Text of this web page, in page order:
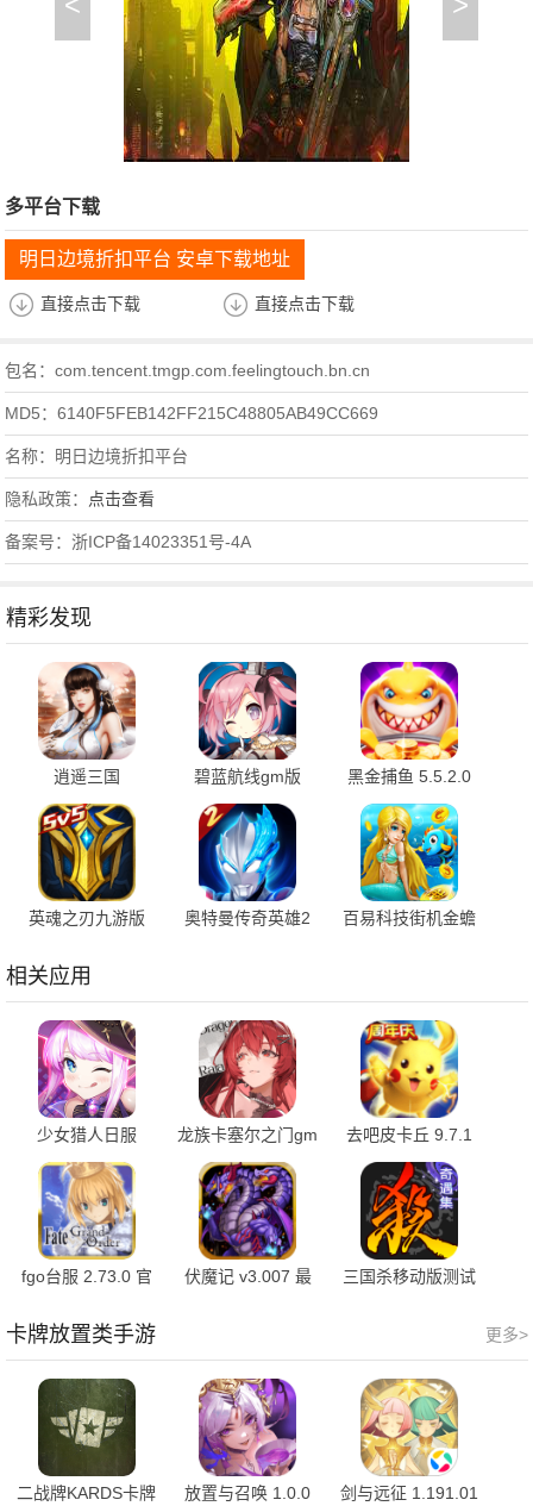
多平台下载
明日边境折扣平台 安卓下载地址
直接点击下载 直接点击下载
包名：com.tencent.tmgp.com.feelingtouch.bn.cn
MD5：6140F5FEB142FF215C48805AB49CC669
名称：明日边境折扣平台
隐私政策： 点击查看
备案号：浙ICP备14023351号-4A
精彩发现
逍遥三国
3.1.0.00150002 官
方版
碧蓝航线gm版
9.7.10 安卓版
黑金捕鱼 5.5.2.0
免费版
英魂之刃九游版
奥特曼传奇英雄2
百易科技街机金蟾
相关应用
少女猎人日服
0.5.36 手机版
龙族卡塞尔之门gm
服 2.0.6 安卓版
去吧皮卡丘 9.7.1
安卓版
fgo台服 2.73.0 官
伏魔记 v3.007 最
三国杀移动版测试
更多>
卡牌放置类手游
二战牌KARDS卡牌
放置与召唤 1.0.0
剑与远征 1.191.01